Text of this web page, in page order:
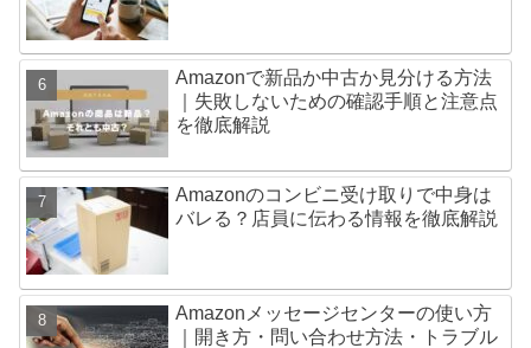
Amazonで新品か中古か見分ける方法
｜失敗しないための確認手順と注意点
を徹底解説
Amazonのコンビニ受け取りで中身は
バレる？店員に伝わる情報を徹底解説
Amazonメッセージセンターの使い方
｜開き方・問い合わせ方法・トラブル